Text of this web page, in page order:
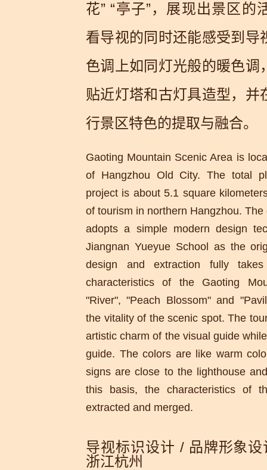
花” “亭子”，展现出景区的
看导视的同时还能感受到导
色调上如同灯光般的暖色调
贴近灯塔和古灯具造型，并
行景区特色的提取与融合。
Gaoting Mountain Scenic Area is
of Hangzhou Old City. The total
project is about 5.1 square
of tourism in northern Hangzhou.
adopts a simple modern design
Jiangnan Yueyue School as the
design and extraction fully
characteristics of the Gaoting
"River", "Peach Blossom" and
the vitality of the scenic spot. The
artistic charm of the visual guide
guide. The colors are like warm
signs are close to the lighthouse
this basis, the characteristics of
extracted and merged.
导视标识设计 / 品牌形象
浙江杭州